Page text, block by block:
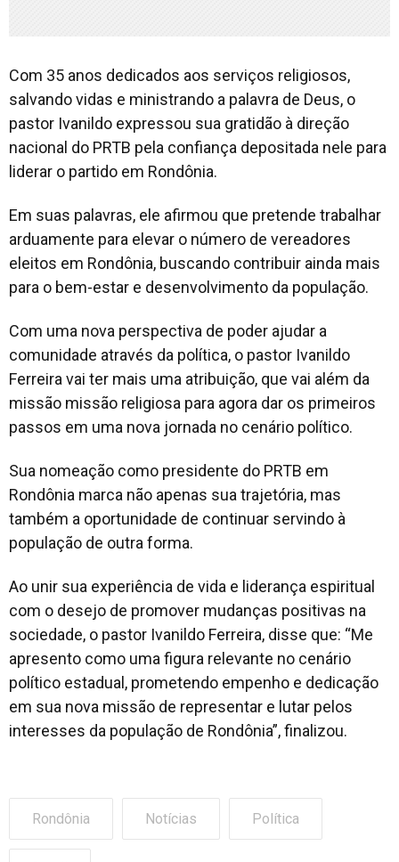
Com 35 anos dedicados aos serviços religiosos,
salvando vidas e ministrando a palavra de Deus, o
pastor Ivanildo expressou sua gratidão à direção
nacional do PRTB pela confiança depositada nele para
liderar o partido em Rondônia.
Em suas palavras, ele afirmou que pretende trabalhar
arduamente para elevar o número de vereadores
eleitos em Rondônia, buscando contribuir ainda mais
para o bem-estar e desenvolvimento da população.
Com uma nova perspectiva de poder ajudar a
comunidade através da política, o pastor Ivanildo
Ferreira vai ter mais uma atribuição, que vai além da
missão missão religiosa para agora dar os primeiros
passos em uma nova jornada no cenário político.
Sua nomeação como presidente do PRTB em
Rondônia marca não apenas sua trajetória, mas
também a oportunidade de continuar servindo à
população de outra forma.
Ao unir sua experiência de vida e liderança espiritual
com o desejo de promover mudanças positivas na
sociedade, o pastor Ivanildo Ferreira, disse que: “Me
apresento como uma figura relevante no cenário
político estadual, prometendo empenho e dedicação
em sua nova missão de representar e lutar pelos
interesses da população de Rondônia”, finalizou.
Rondônia Notícias Política